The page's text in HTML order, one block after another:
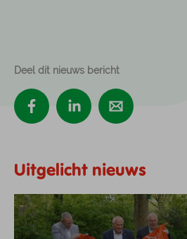
Deel dit nieuws bericht
Uitgelicht nieuws